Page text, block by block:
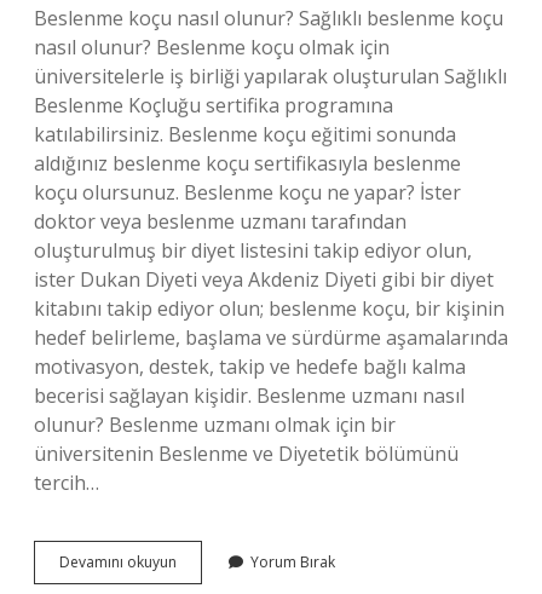
Beslenme koçu nasıl olunur? Sağlıklı beslenme koçu
nasıl olunur? Beslenme koçu olmak için
üniversitelerle iş birliği yapılarak oluşturulan Sağlıklı
Beslenme Koçluğu sertifika programına
katılabilirsiniz. Beslenme koçu eğitimi sonunda
aldığınız beslenme koçu sertifikasıyla beslenme
koçu olursunuz. Beslenme koçu ne yapar? İster
doktor veya beslenme uzmanı tarafından
oluşturulmuş bir diyet listesini takip ediyor olun,
ister Dukan Diyeti veya Akdeniz Diyeti gibi bir diyet
kitabını takip ediyor olun; beslenme koçu, bir kişinin
hedef belirleme, başlama ve sürdürme aşamalarında
motivasyon, destek, takip ve hedefe bağlı kalma
becerisi sağlayan kişidir. Beslenme uzmanı nasıl
olunur? Beslenme uzmanı olmak için bir
üniversitenin Beslenme ve Diyetetik bölümünü
tercih…
Devamını okuyun
Beslenme
Yorum Bırak